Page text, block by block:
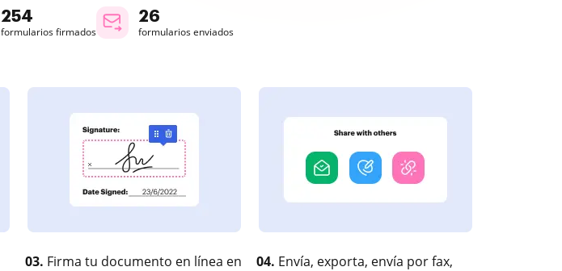
254
formularios firmados
26
formularios enviados
03. Firma tu documento en línea en
04. Envía, exporta, envía por fax,